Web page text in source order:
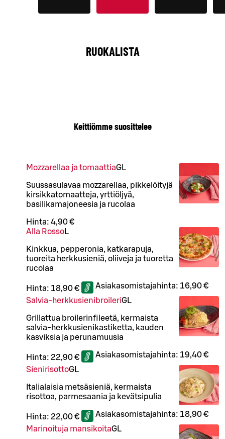
RUOKALISTA
Keittiömme suosittelee
Mozzarellaa ja tomaattiaGL
Suussasulavaa mozzarellaa, pikkelöityjä
kirsikkatomaatteja, yrttiöljyä,
basilikamajoneesia ja rucolaa
Hinta: 4,90 €
Alla RossoL
Kinkkua, pepperonia, katkarapuja,
tuoreita herkkusieniä, oliiveja ja tuoretta
rucolaa
Hinta: 18,90 € Asiakasomistajahinta: 16,90 €
Salvia-herkkusienibroileriGL
Grillattua broilerinfileetä, kermaista
salvia-herkkusienikastiketta, kauden
kasviksia ja perunamuusia
Hinta: 22,90 € Asiakasomistajahinta: 19,40 €
SienirisottoGL
Italialaisia metsäsieniä, kermaista
risottoa, parmesaania ja kevätsipulia
Hinta: 22,00 € Asiakasomistajahinta: 18,90 €
Marinoituja mansikoitaGL